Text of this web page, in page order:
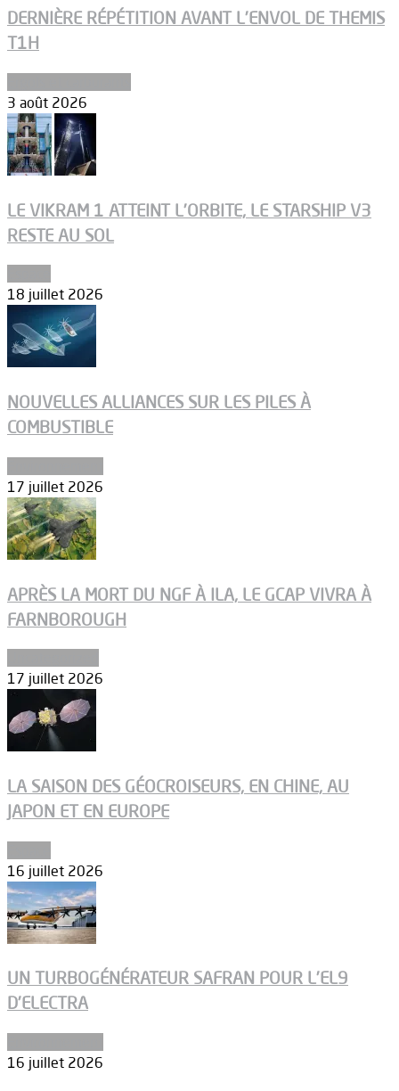
DERNIÈRE RÉPÉTITION AVANT L’ENVOL DE THEMIS
T1H
3 août 2026
LE VIKRAM 1 ATTEINT L’ORBITE, LE STARSHIP V3
RESTE AU SOL
18 juillet 2026
NOUVELLES ALLIANCES SUR LES PILES À
COMBUSTIBLE
17 juillet 2026
APRÈS LA MORT DU NGF À ILA, LE GCAP VIVRA À
FARNBOROUGH
17 juillet 2026
LA SAISON DES GÉOCROISEURS, EN CHINE, AU
JAPON ET EN EUROPE
16 juillet 2026
UN TURBOGÉNÉRATEUR SAFRAN POUR L’EL9
D’ELECTRA
16 juillet 2026